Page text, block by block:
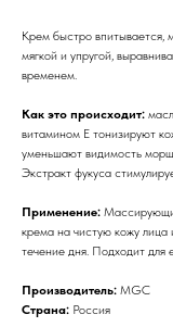
Крем быстро впитывается,
мягкой и упругой,
временем.
Как это происходит:
витамином Е тонизируют
уменьшают видимость
Экстракт фукуса
Применение:
крема на чистую кожу лица
течение дня. Подходит для
Производитель: MGC
Страна: Россия